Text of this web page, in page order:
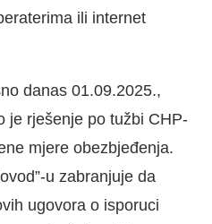
ili internet
danas 01.09.2025.,
je rješenje po tužbi CHP-
mjere obezbjeđenja.
u zabranjuje da
ugovora o isporuci